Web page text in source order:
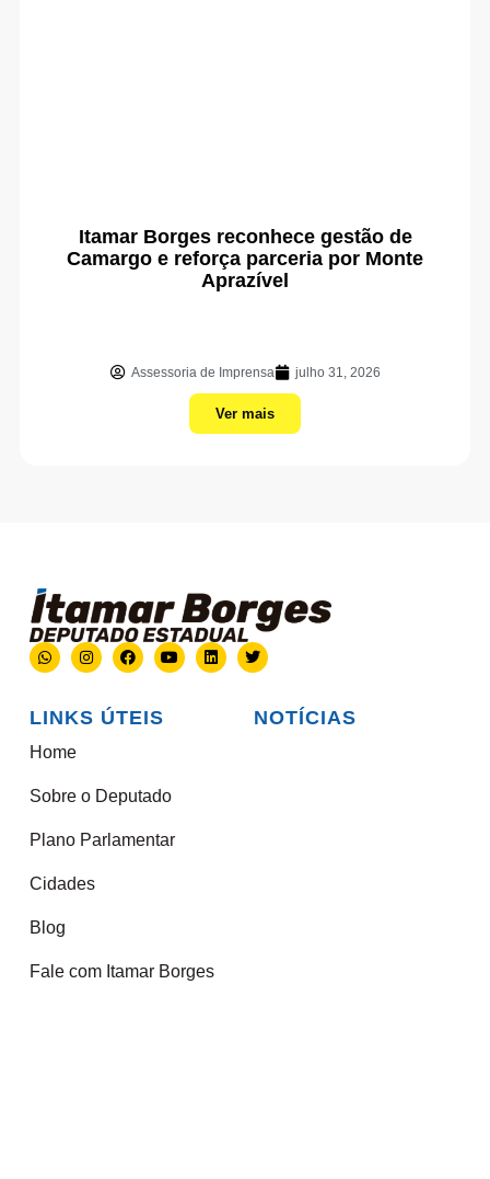
Itamar Borges reconhece gestão de
Camargo e reforça parceria por Monte
Aprazível
Assessoria de Imprensa julho 31, 2026
Ver mais
LINKS ÚTEIS
Home
Sobre o Deputado
Plano Parlamentar
Cidades
Blog
Fale com Itamar Borges
NOTÍCIAS